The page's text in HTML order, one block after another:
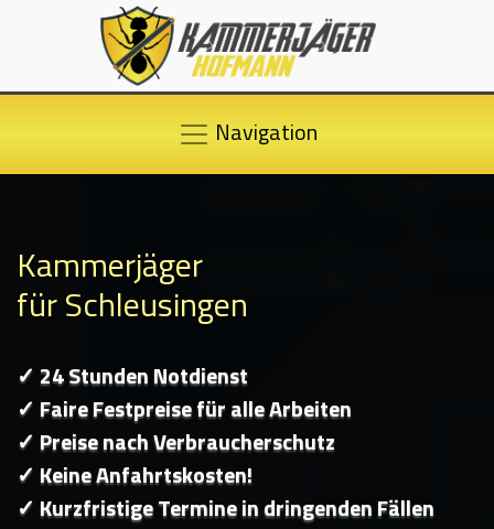
Navigation
Kammerjäger
für Schleusingen
✓ 24 Stunden Notdienst
✓ Faire Festpreise für alle Arbeiten
✓ Preise nach Verbraucherschutz
✓ Keine Anfahrtskosten!
✓ Kurzfristige Termine in dringenden Fällen